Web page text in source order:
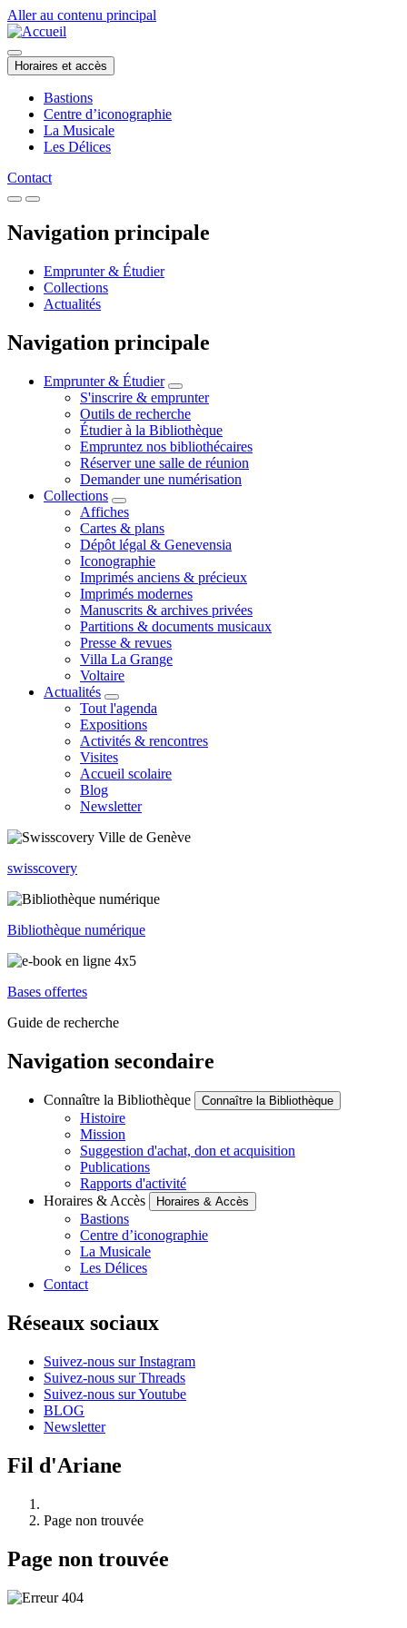
Aller au contenu principal
Horaires et accès
Bastions
Centre d’iconographie
La Musicale
Les Délices
Contact
Navigation principale
Emprunter & Étudier
Collections
Actualités
Navigation principale
Emprunter & Étudier
S'inscrire & emprunter
Outils de recherche
Étudier à la Bibliothèque
Empruntez nos bibliothécaires
Réserver une salle de réunion
Demander une numérisation
Collections
Affiches
Cartes & plans
Dépôt légal & Genevensia
Iconographie
Imprimés anciens & précieux
Imprimés modernes
Manuscrits & archives privées
Partitions & documents musicaux
Presse & revues
Villa La Grange
Voltaire
Actualités
Tout l'agenda
Expositions
Activités & rencontres
Visites
Accueil scolaire
Blog
Newsletter
swisscovery
Bibliothèque numérique
Bases offertes
Guide de recherche
Navigation secondaire
Connaître la Bibliothèque Connaître la Bibliothèque
Histoire
Mission
Suggestion d'achat, don et acquisition
Publications
Rapports d'activité
Horaires & Accès
Horaires & Accès
Bastions
Centre d’iconographie
La Musicale
Les Délices
Contact
Réseaux sociaux
Suivez-nous sur Instagram
Suivez-nous sur Threads
Suivez-nous sur Youtube
BLOG
Newsletter
Fil d'Ariane
Page non trouvée
Page non trouvée